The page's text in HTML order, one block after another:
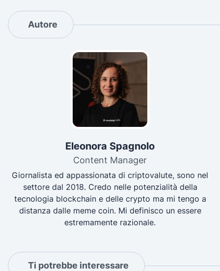
Autore
Eleonora Spagnolo
Content Manager
Giornalista ed appassionata di criptovalute, sono nel
settore dal 2018. Credo nelle potenzialità della
tecnologia blockchain e delle crypto ma mi tengo a
distanza dalle meme coin. Mi definisco un essere
estremamente razionale.
Ti potrebbe interessare